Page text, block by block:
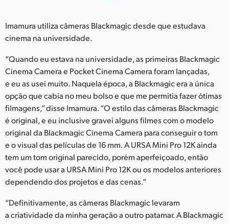
Imamura utiliza câmeras Blackmagic desde que estudava
cinema na universidade.
“Quando eu estava na universidade, as primeiras Blackmagic
Cinema Camera e Pocket Cinema Camera foram lançadas,
e eu as usei muito. Naquela época, a Blackmagic era a única
opção que cabia no meu bolso e que me permitia fazer ótimas
filmagens,” disse Imamura. “O estilo das câmeras Blackmagic
é original, e eu inclusive gravei alguns filmes com o modelo
original da Blackmagic Cinema Camera para conseguir o tom
e o visual das películas de 16 mm. A URSA Mini Pro 12K ainda
tem um tom original parecido, porém aperfeiçoado, então
você pode usar a URSA Mini Pro 12K ou os modelos anteriores
dependendo dos projetos e das cenas.”
“Definitivamente, as câmeras Blackmagic levaram
a criatividade da minha geração a outro patamar. A Blackmagic